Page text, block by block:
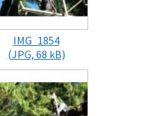
IMG_1854
(JPG, 68 kB)